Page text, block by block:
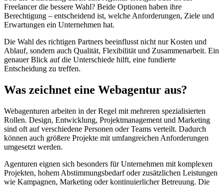
Freelancer die bessere Wahl? Beide Optionen haben ihre
Berechtigung – entscheidend ist, welche Anforderungen, Ziele und
Erwartungen ein Unternehmen hat.
Die Wahl des richtigen Partners beeinflusst nicht nur Kosten und
Ablauf, sondern auch Qualität, Flexibilität und Zusammenarbeit. Ein
genauer Blick auf die Unterschiede hilft, eine fundierte
Entscheidung zu treffen.
Was zeichnet eine Webagentur aus?
Webagenturen arbeiten in der Regel mit mehreren spezialisierten
Rollen. Design, Entwicklung, Projektmanagement und Marketing
sind oft auf verschiedene Personen oder Teams verteilt. Dadurch
können auch größere Projekte mit umfangreichen Anforderungen
umgesetzt werden.
Agenturen eignen sich besonders für Unternehmen mit komplexen
Projekten, hohem Abstimmungsbedarf oder zusätzlichen Leistungen
wie Kampagnen, Marketing oder kontinuierlicher Betreuung. Die